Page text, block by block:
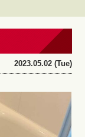
2023.05.02 (Tue)